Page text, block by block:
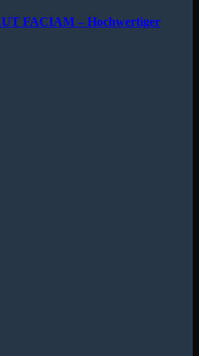
FACIAM – Hochwertiger